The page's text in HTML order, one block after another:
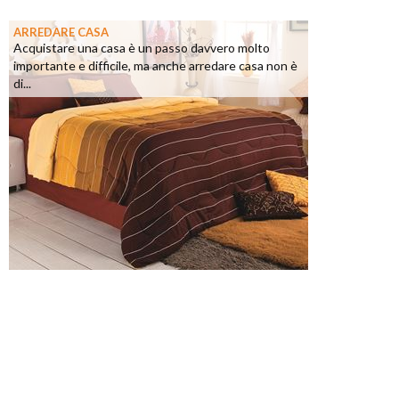
ARREDARE CASA
Acquistare una casa è un passo davvero molto
importante e difficile, ma anche arredare casa non è
di...